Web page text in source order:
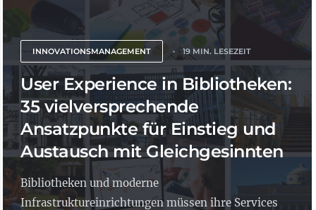
INNOVATIONSMANAGEMENT 19 MIN. LESEZEIT
User Experience in Bibliotheken:
35 vielversprechende
Ansatzpunkte für Einstieg und
Austausch mit Gleichgesinnten
Bibliotheken und moderne
Infrastruktureinrichtungen müssen ihre Services